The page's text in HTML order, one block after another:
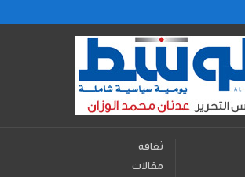
ثقافة
مقالات